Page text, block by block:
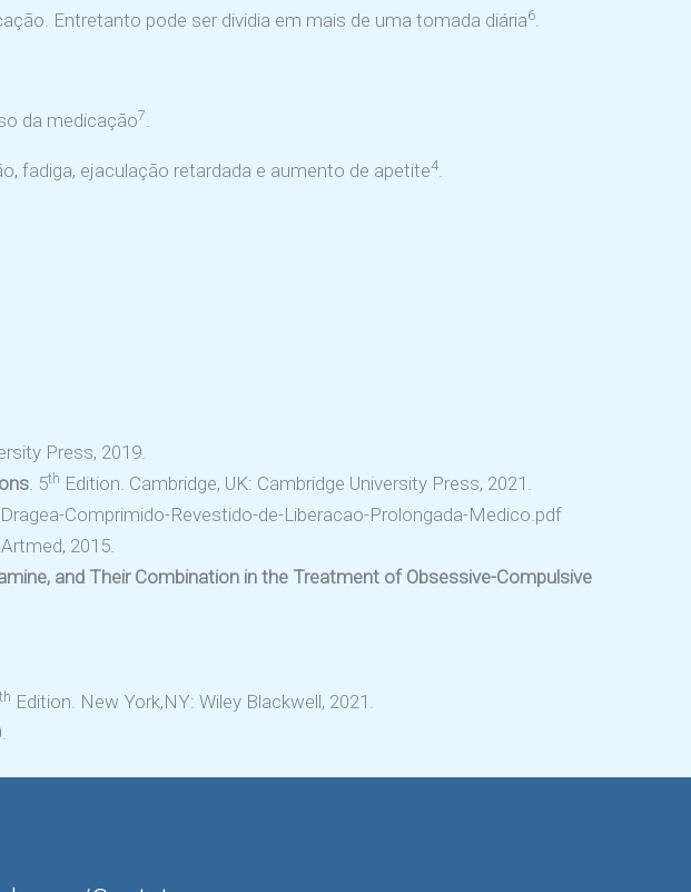
Entretanto pode ser dividia em mais de uma tomada diária6.
da medicação7.
fadiga, ejaculação retardada e aumento de apetite4.
Press, 2019.
. 5th Edition. Cambridge, UK: Cambridge University Press, 2021. ­­
Comprimido-Revestido-de-Liberacao-Prolongada-Medico.pdf
2015.
and Their Combination in the Treatment of Obsessive-Compulsive
th Edition. New York,NY: Wiley Blackwell, 2021.